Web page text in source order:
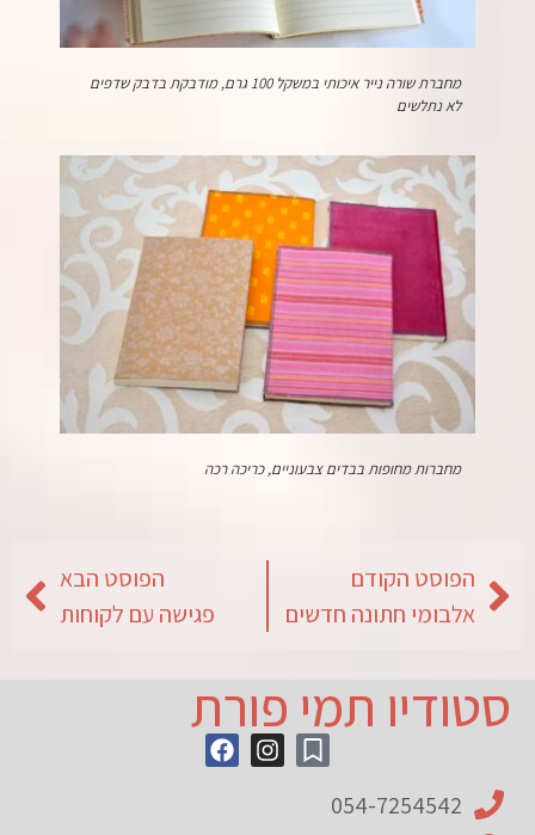
מחברת שורה נייר איכותי במשקל 100 גרם, מודבקת בדבק שדפים
לא נתלשים
מחברות מחופות בבדים צבעוניים, כריכה רכה
הפוסט הקודם
אלבומי חתונה חדשים
הפוסט הבא
פגישה עם לקוחות
סטודיו תמי פורת
054-7254542